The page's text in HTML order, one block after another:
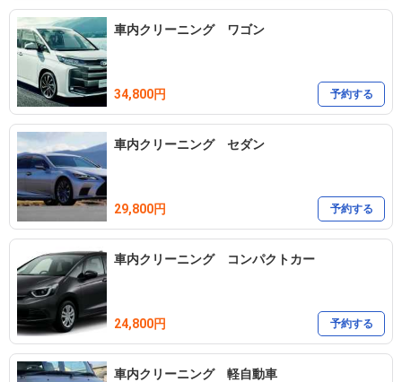
車内クリーニング ワゴン
34,800円 予約する
車内クリーニング セダン
29,800円 予約する
車内クリーニング コンパクトカー
24,800円 予約する
車内クリーニング 軽自動車